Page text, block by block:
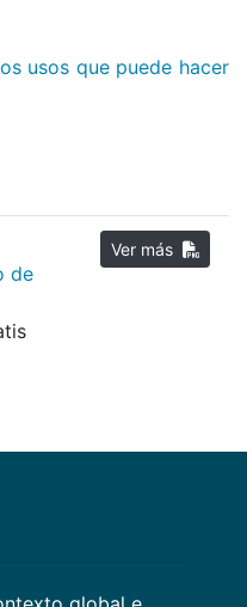
usos que puede hacer
de